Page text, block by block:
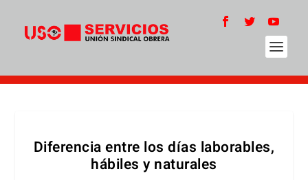
Diferencia entre los días laborables,
hábiles y naturales